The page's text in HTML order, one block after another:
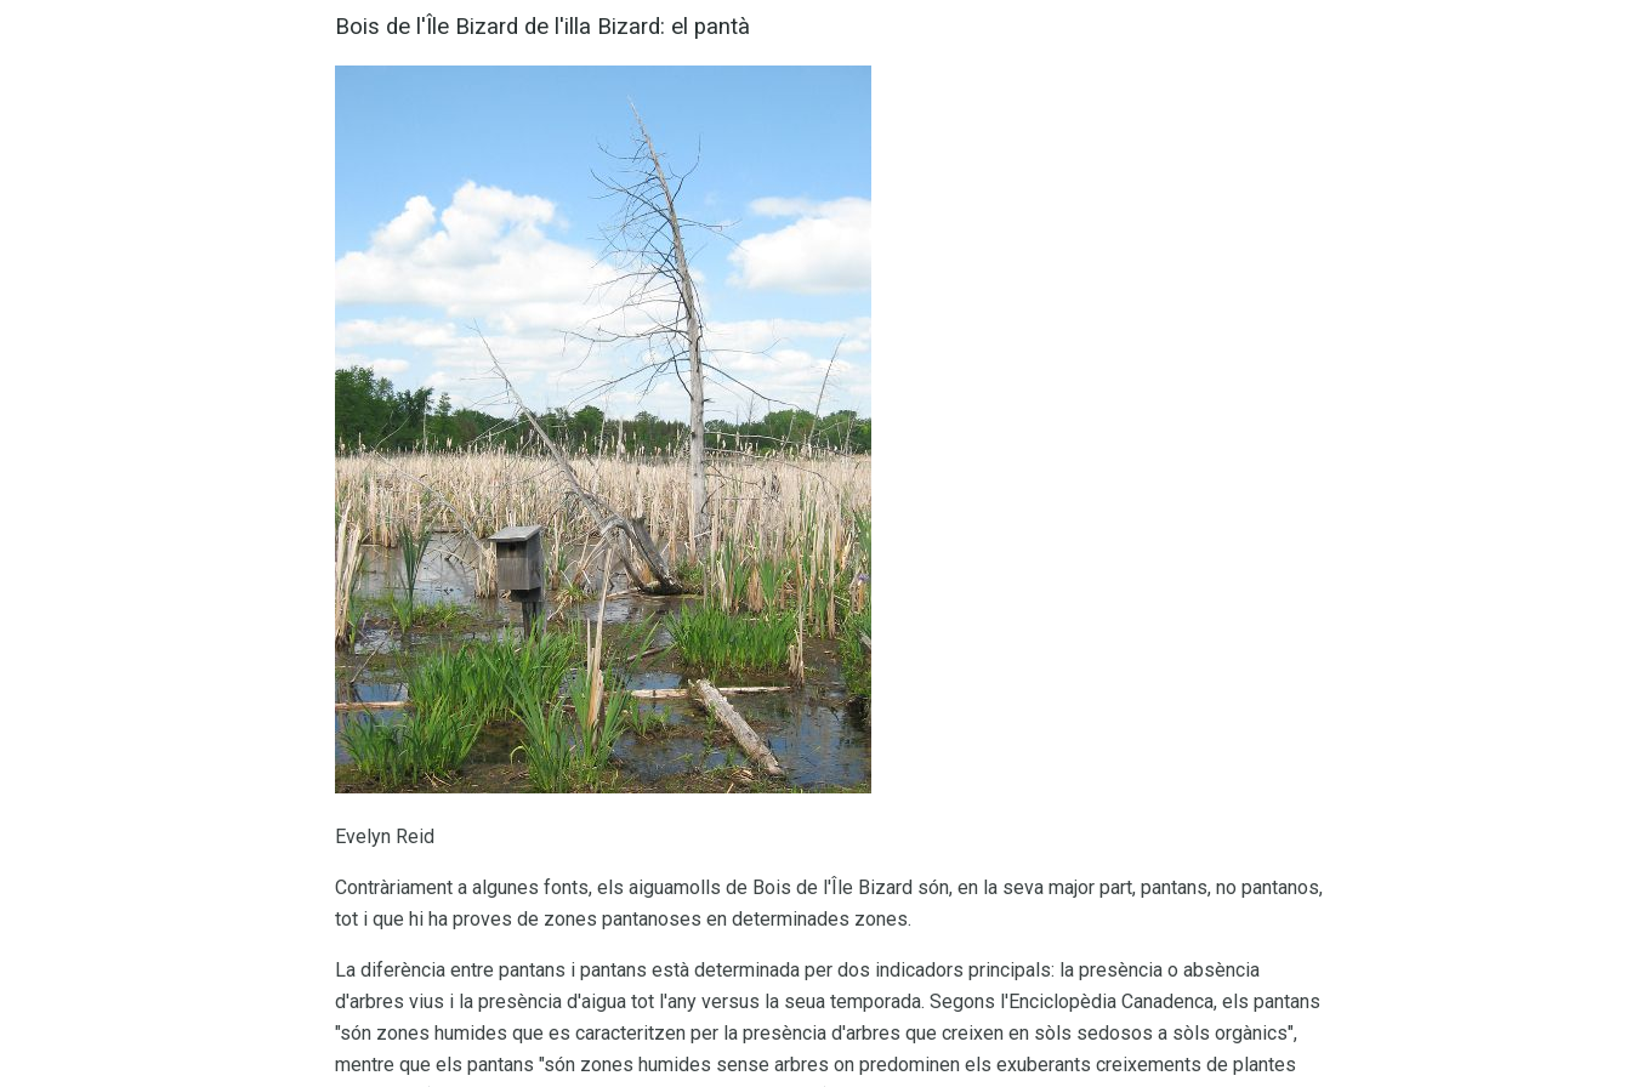
Bois de l'Île Bizard de l'illa Bizard: el pantà
Evelyn Reid
Contràriament a algunes fonts, els aiguamolls de Bois de l'Île Bizard són, en la seva major part, pantans, no pantanos,
tot i que hi ha proves de zones pantanoses en determinades zones.
La diferència entre pantans i pantans està determinada per dos indicadors principals: la presència o absència
d'arbres vius i la presència d'aigua tot l'any versus la seua temporada. Segons l'Enciclopèdia Canadenca, els pantans
"són zones humides que es caracteritzen per la presència d'arbres que creixen en sòls sedosos a sòls orgànics",
mentre que els pantans "són zones humides sense arbres on predominen els exuberants creixements de plantes